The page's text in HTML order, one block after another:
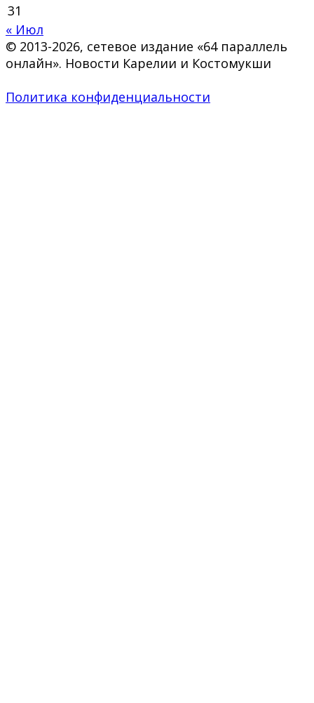
31
« Июл
© 2013-2026, сетевое издание «64 параллель
онлайн». Новости Карелии и Костомукши
Политика конфиденциальности